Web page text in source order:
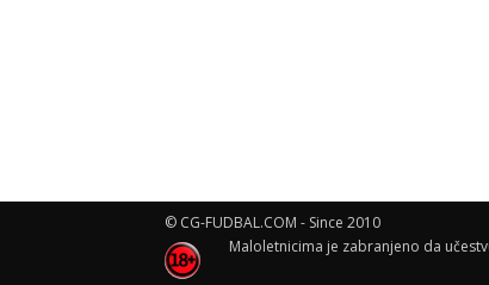
© CG-FUDBAL.COM - Since 2010
Maloletnicima je zabranjeno da